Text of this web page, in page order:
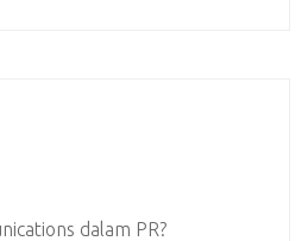
dalam PR?